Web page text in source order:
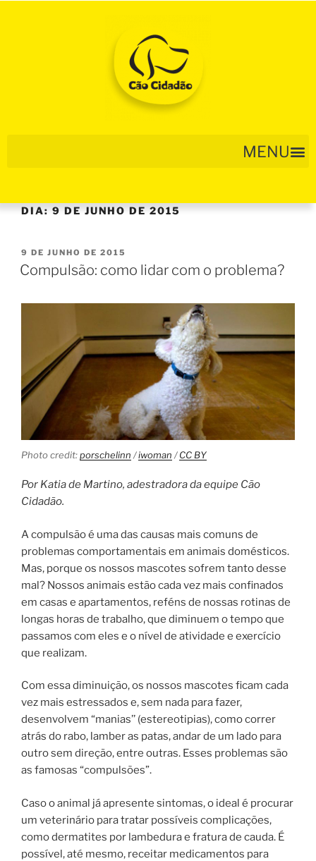
DIA:9 DE JUNHO DE 2015
9 DE JUNHO DE 2015
Compulsão: como lidar com o problema?
Photo credit:porschelinn /iwoman /CC BY
Por Katia de Martino, adestradora da equipe Cão
Cidadão.
A compulsão é uma das causas mais comuns de
problemas comportamentais em animais domésticos.
Mas, porque os nossos mascotes sofrem tanto desse
mal? Nossos animais estão cada vez mais confinados
em casas e apartamentos, reféns de nossas rotinas de
longas horas de trabalho, que diminuem o tempo que
passamos com eles e o nível de atividade e exercício
que realizam.
Com essa diminuição, os nossos mascotes ficam cada
vez mais estressados e, sem nada para fazer,
desenvolvem “manias’’ (estereotipias), como correr
atrás do rabo, lamber as patas, andar de um lado para
outro sem direção, entre outras. Esses problemas são
as famosas “compulsões”.
Caso o animal já apresente sintomas, o ideal é procurar
um veterinário para tratar possíveis complicações,
como dermatites por lambedura e fratura de cauda. É
possível, até mesmo, receitar medicamentos para